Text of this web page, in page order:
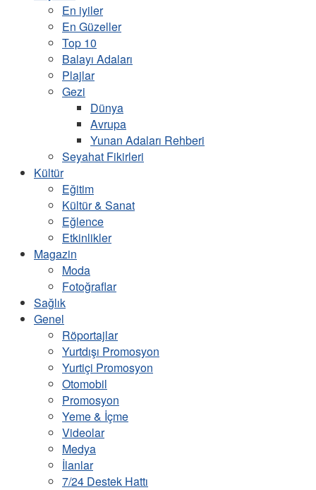
En iyiler
En Güzeller
Top 10
Balayı Adaları
Plajlar
Gezi
Dünya
Avrupa
Yunan Adaları Rehberi
Seyahat Fikirleri
Kültür
Eğitim
Kültür & Sanat
Eğlence
Etkinlikler
Magazin
Moda
Fotoğraflar
Sağlık
Genel
Röportajlar
Yurtdışı Promosyon
Yurtiçi Promosyon
Otomobil
Promosyon
Yeme & İçme
Videolar
Medya
İlanlar
7/24 Destek Hattı